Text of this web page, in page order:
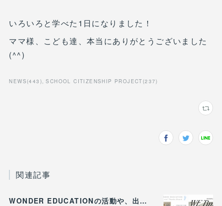
いろいろと学べた1日になりました！
ママ様、こども達、本当にありがとうございました
(^^)
NEWS (443 ) SCHOOL CITIZENSHIP PROJECT (237)
関連記事
WONDER EDUCATIONの活動や、出張講座・講演のご案内をまとめた 『WE Times #26』を公開しました！